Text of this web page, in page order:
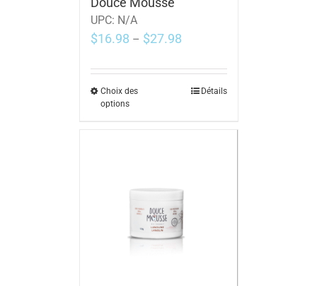
UPC: N/A
$16.98 – $27.98
Choix des
options
Détails